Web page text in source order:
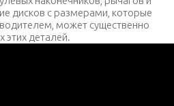
дисков с размерами, которые
может существенно
этих деталей.